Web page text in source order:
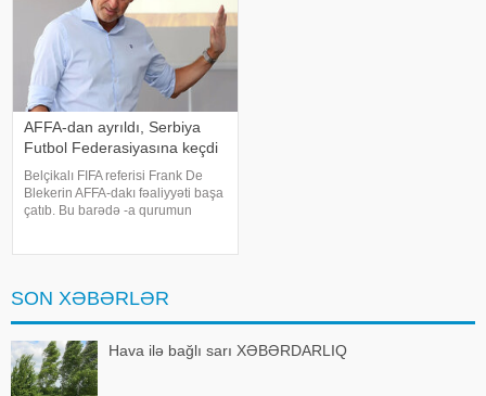
AFFA-dan ayrıldı, Serbiya
Futbol Federasiyasına keçdi
Belçikalı FIFA referisi Frank De
Blekerin AFFA-dakı fəaliyyəti başa
çatıb. Bu barədə -a qurumun
Bleker
SON XƏBƏRLƏR
Hava ilə bağlı sarı XƏBƏRDARLIQ